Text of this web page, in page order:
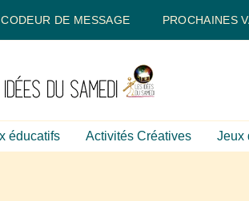
CODEUR DE MESSAGE PROCHAINES
éducatifs Activités Créatives Jeux